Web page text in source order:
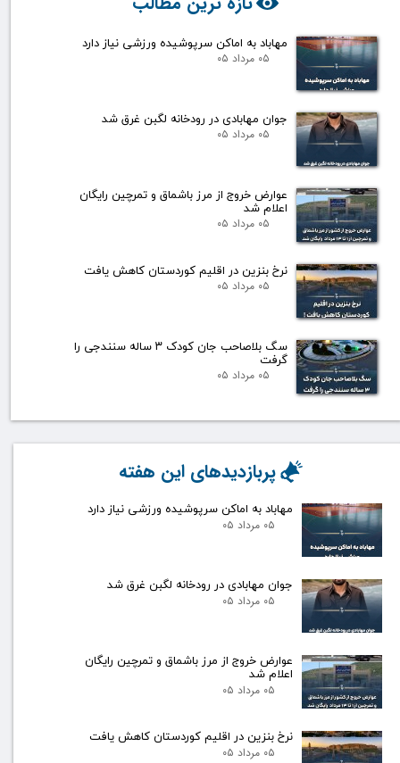
مهاباد به اماکن سرپوشیده ورزشی نیاز دارد
۰۵ مرداد ۰۵
جوان مهابادی در رودخانه لگبن غرق شد
۰۵ مرداد ۰۵
عوارض خروج از مرز باشماق و تمرچین رایگان
اعلام شد
۰۵ مرداد ۰۵
نرخ بنزین در اقلیم کوردستان کاهش یافت
۰۵ مرداد ۰۵
سگ بلاصاحب جان کودک ۳ ساله سنندجی را
گرفت
۰۵ مرداد ۰۵
مهاباد به اماکن سرپوشیده ورزشی نیاز دارد
۰۵ مرداد ۰۵
جوان مهابادی در رودخانه لگبن غرق شد
۰۵ مرداد ۰۵
عوارض خروج از مرز باشماق و تمرچین رایگان
اعلام شد
۰۵ مرداد ۰۵
نرخ بنزین در اقلیم کوردستان کاهش یافت
۰۵ مرداد ۰۵
پربازدیدهای این هفته